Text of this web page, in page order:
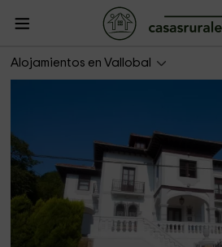
Alojamientos en Vallobal